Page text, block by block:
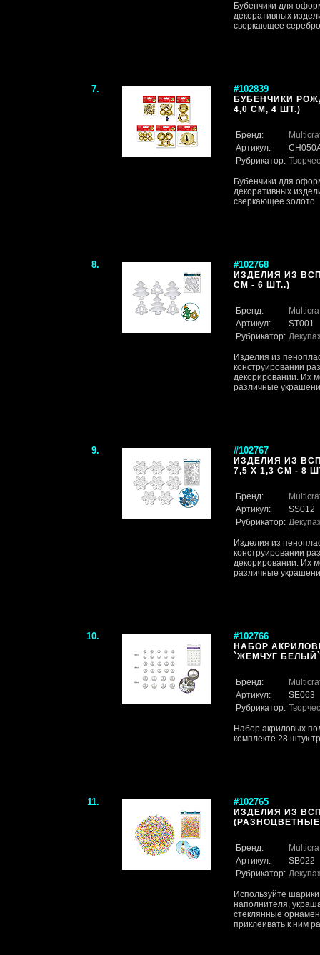
Бубенчики для
декоративных
сверкающее серебро
7. #102839
БУБЕНЧИКИ
4,0 СМ, 4 ШТ.)
Бренд:
Артикул:
Рубрикатор:
Бубенчики для
декоративных
сверкающее золото
8. #102768
ИЗДЕЛИЯ ИЗ
СМ - 6 ШТ..)
Бренд:
Артикул:
ST001
Рубрикатор:
Изделия из
конструировании
декорировании. Их
различные
9. #102767
ИЗДЕЛИЯ ИЗ
7,5 Х 1,3 СМ - 8
Бренд:
Артикул:
SS012
Рубрикатор:
Изделия из
конструировании
декорировании. Их
различные
10. #102766
НАБОР
`ЖЕМЧУГ БЕЛЫЙ`
Бренд:
Артикул:
SE063
Рубрикатор:
Набор акриловых
комплекте 28 штук
11. #102765
ИЗДЕЛИЯ ИЗ
(РАЗНОЦВЕТНЫЕ
Бренд:
Артикул:
SB022
Рубрикатор:
Используйте
наполнителя,
стеклянные
приклеивать к ним